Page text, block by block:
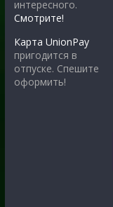
интересного.
Смотрите!
Карта UnionPay
пригодится в
отпуске. Спешите
оформить!